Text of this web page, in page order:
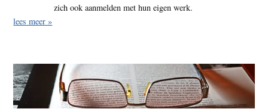
zich ook aanmelden met hun eigen werk.
lees meer »